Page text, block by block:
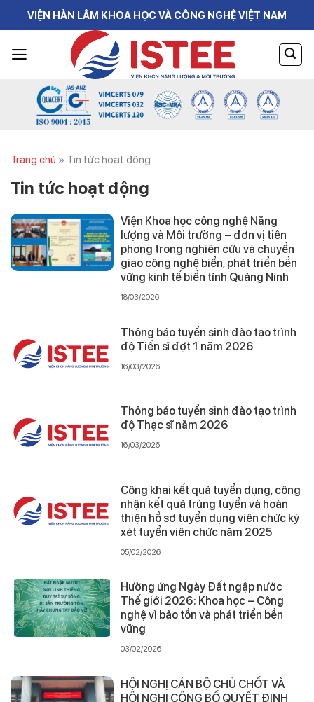
VIỆN HÀN LÂM KHOA HỌC VÀ CÔNG NGHỆ VIỆT NAM
Trang chủ » Tin tức hoạt động
Tin tức hoạt động
Viện Khoa học công nghệ Năng
lượng và Môi trường – đơn vị tiên
phong trong nghiên cứu và chuyển
giao công nghệ biển, phát triển bền
vững kinh tế biển tỉnh Quảng Ninh
18/03/2026
Thông báo tuyển sinh đào tạo trình
độ Tiến sĩ đợt 1 năm 2026
16/03/2026
Thông báo tuyển sinh đào tạo trình
độ Thạc sĩ năm 2026
16/03/2026
Công khai kết quả tuyển dụng, công
nhận kết quả trúng tuyển và hoàn
thiện hồ sơ tuyển dụng viên chức kỳ
xét tuyển viên chức năm 2025
05/02/2026
Hưởng ứng Ngày Đất ngập nước
Thế giới 2026: Khoa học – Công
nghệ vì bảo tồn và phát triển bền
vững
03/02/2026
HỘI NGHỊ CÁN BỘ CHỦ CHỐT VÀ
HỘI NGHỊ CÔNG BỐ QUYẾT ĐỊNH